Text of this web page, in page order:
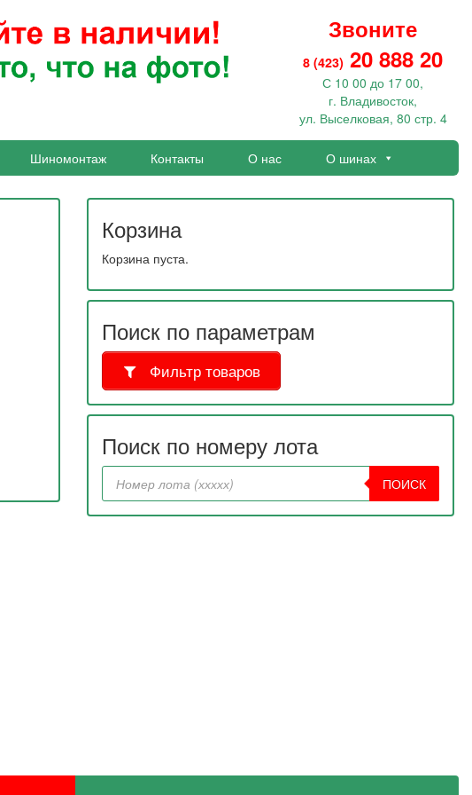
Звоните
8 (423) 20 888 20
С 10 00 до 17 00,
г. Владивосток,
ул. Выселковая, 80 стр. 4
Шиномонтаж Контакты О нас О шинах
Корзина
Корзина пуста.
Поиск по параметрам
Фильтр товаров
Поиск по номеру лота
ПОИСК